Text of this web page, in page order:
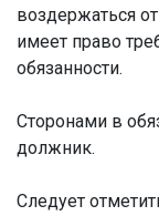
воздержаться
имеет право
обязанности.
Сторонами в
должник.
Следует